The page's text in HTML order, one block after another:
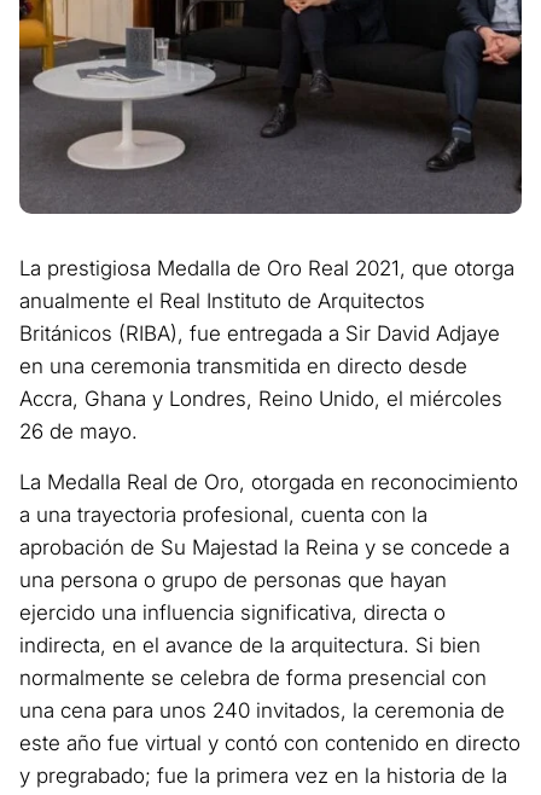
La prestigiosa Medalla de Oro Real 2021, que otorga
anualmente el Real Instituto de Arquitectos
Británicos (RIBA), fue entregada a Sir David Adjaye
en una ceremonia transmitida en directo desde
Accra, Ghana y Londres, Reino Unido, el miércoles
26 de mayo.
La Medalla Real de Oro, otorgada en reconocimiento
a una trayectoria profesional, cuenta con la
aprobación de Su Majestad la Reina y se concede a
una persona o grupo de personas que hayan
ejercido una influencia significativa, directa o
indirecta, en el avance de la arquitectura. Si bien
normalmente se celebra de forma presencial con
una cena para unos 240 invitados, la ceremonia de
este año fue virtual y contó con contenido en directo
y pregrabado; fue la primera vez en la historia de la